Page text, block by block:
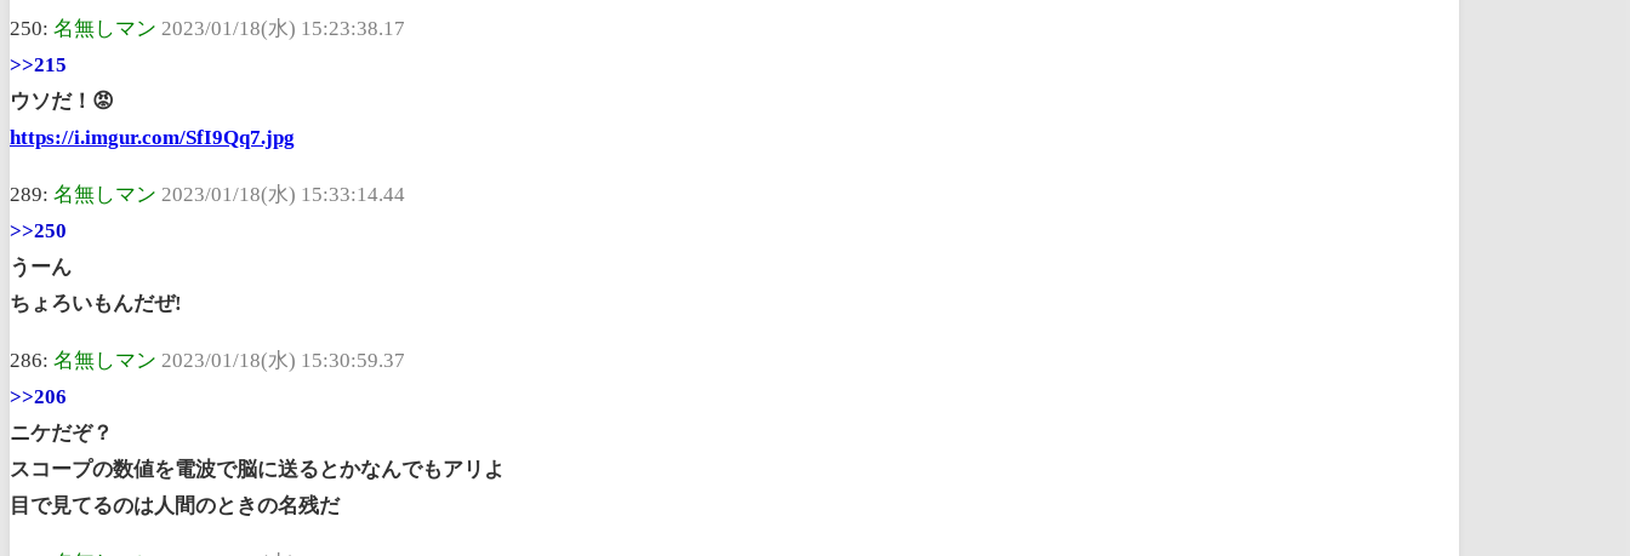
250: 名無しマン 2023/01/18(水) 15:23:38.17
>>215
ウソだ！😡
https://i.imgur.com/SfI9Qq7.jpg
289: 名無しマン 2023/01/18(水) 15:33:14.44
>>250
うーん
ちょろいもんだぜ!
286: 名無しマン 2023/01/18(水) 15:30:59.37
>>206
ニケだぞ？
スコープの数値を電波で脳に送るとかなんでもアリよ
目で見てるのは人間のときの名残だ